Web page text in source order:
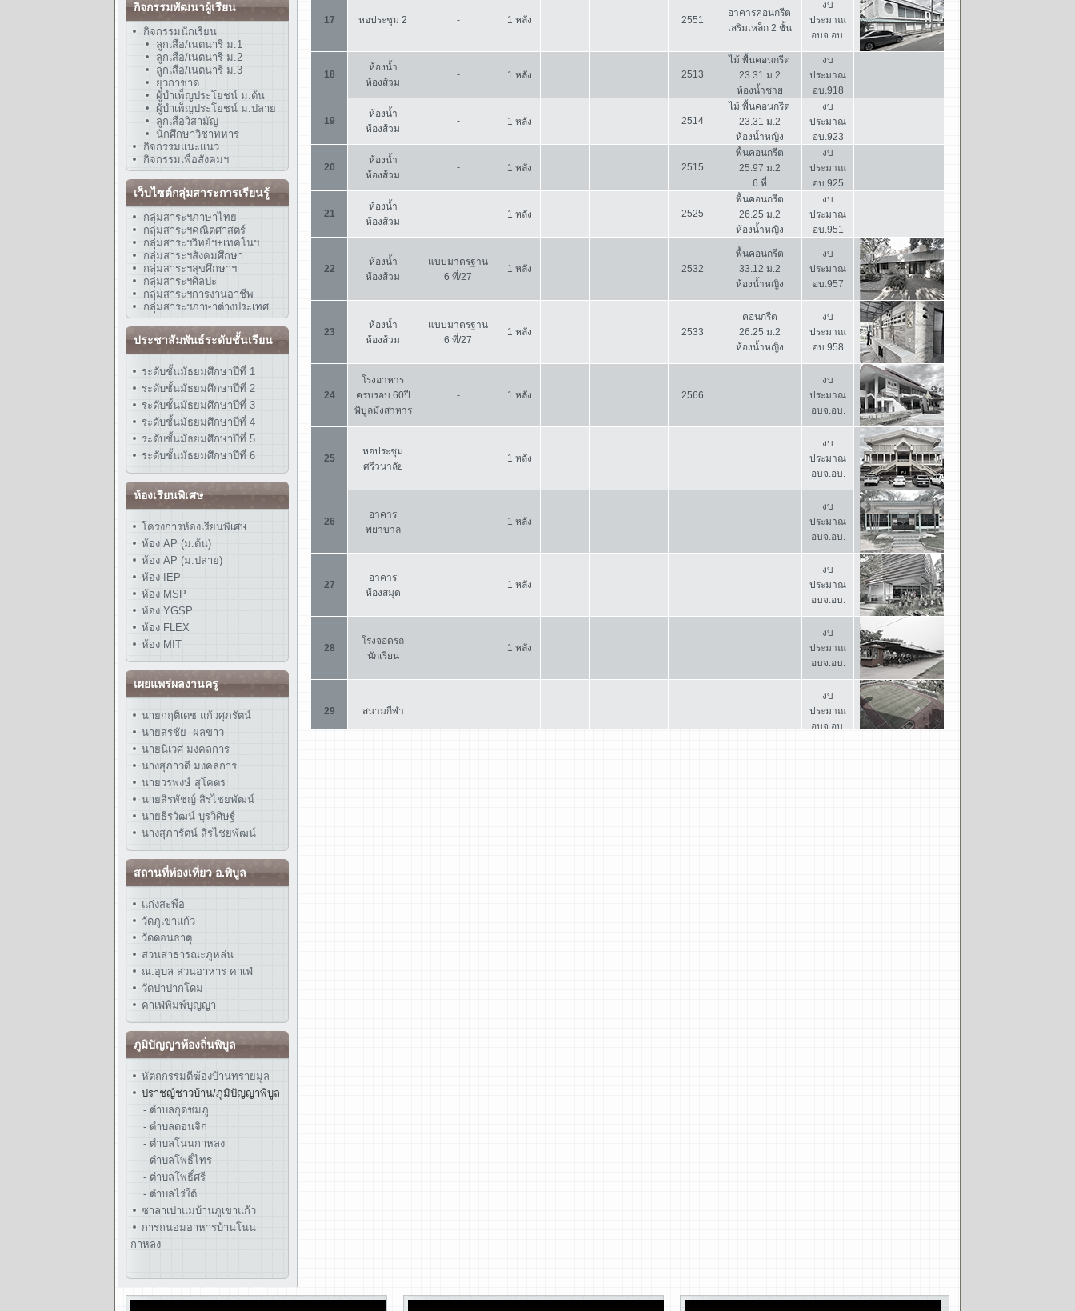
กิจกรรมพัฒนาผู้เรียน
กิจกรรมนักเรียน
ลูกเสือ/เนตนารี ม.1
ลูกเสือ/เนตนารี ม.2
ลูกเสือ/เนตนารี ม.3
ยุวกาชาด
ผู้บำเพ็ญประโยชน์ ม.ต้น
ผู้บำเพ็ญประโยชน์ ม.ปลาย
ลูกเสือวิสามัญ
นักศึกษาวิชาทหาร
กิจกรรมแนะแนว
กิจกรรมเพื่อสังคมฯ
เว็บไซต์กลุ่มสาระการเรียนรู้
กลุ่มสาระฯภาษาไทย
กลุ่มสาระฯคณิตศาสตร์
กลุ่มสาระฯวิทย์ฯ+เทคโนฯ
กลุ่มสาระฯสังคมศึกษา
กลุ่มสาระฯสุขศึกษาฯ
กลุ่มสาระฯศิลปะ
กลุ่มสาระฯการงานอาชีพ
กลุ่มสาระฯภาษาต่างประเทศ
ประชาสัมพันธ์ระดับชั้นเรียน
ระดับชั้นมัธยมศึกษาปีที่ 1
ระดับชั้นมัธยมศึกษาปีที่ 2
ระดับชั้นมัธยมศึกษาปีที่ 3
ระดับชั้นมัธยมศึกษาปีที่ 4
ระดับชั้นมัธยมศึกษาปีที่ 5
ระดับชั้นมัธยมศึกษาปีที่ 6
ห้องเรียนพิเศษ
โครงการห้องเรียนพิเศษ
ห้อง AP (ม.ต้น)
ห้อง AP (ม.ปลาย)
ห้อง IEP
ห้อง MSP
ห้อง YGSP
ห้อง FLEX
ห้อง MIT
เผยแพร่ผลงานครู
นายกฤติเดช แก้วศุภรัตน์
นายสรชัย ผลขาว
นายนิเวศ มงคลการ
นางสุภาวดี มงคลการ
นายวรพงษ์ สุโคตร
นายสิรพัชญ์ สิรไชยพัฒน์
นายธีรวัฒน์ บุรวิศิษฐ์
นางสุภารัตน์ สิรไชยพัฒน์
สถานที่ท่องเที่ยว อ.พิบูล
แก่งสะพือ
วัดภูเขาแก้ว
วัดดอนธาตุ
สวนสาธารณะภูหล่น
ณ.อุบล สวนอาหาร คาเฟ่
วัดป่าปากโดม
คาเฟ่พิมพ์บุญญา
ภูมิปัญญาท้องถิ่นพิบูล
หัตถกรรมตีฆ้องบ้านทรายมูล
ปราชญ์ชาวบ้าน/ภูมิปัญญาพิบูล
- ตำบลกุดชมภู
- ตำบลดอนจิก
- ตำบลโนนกาหลง
- ตำบลโพธิ์ไทร
- ตำบลโพธิ์ศรี
- ตำบลไร่ใต้
ซาลาเปาแม่บ้านภูเขาแก้ว
การถนอมอาหารบ้านโนน
กาหลง